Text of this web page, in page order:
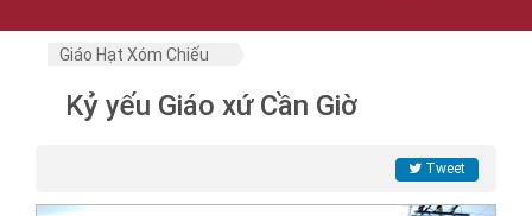
Giáo Hạt Xóm Chiếu
Kỷ yếu Giáo xứ Cần Giờ
Tweet